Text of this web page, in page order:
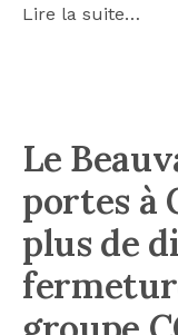
Lire la suite…
Le
portes à
plus de